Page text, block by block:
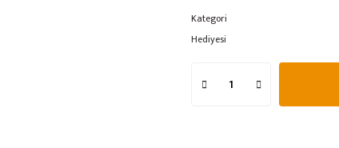
Kategori
Hediyesi